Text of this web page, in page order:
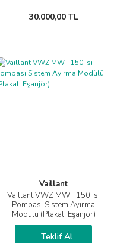
30.000,00 TL
Vaillant
Vaillant VWZ MWT 150 Isı
Pompası Sistem Ayırma
Modülü (Plakalı Eşanjör)
Teklif Al